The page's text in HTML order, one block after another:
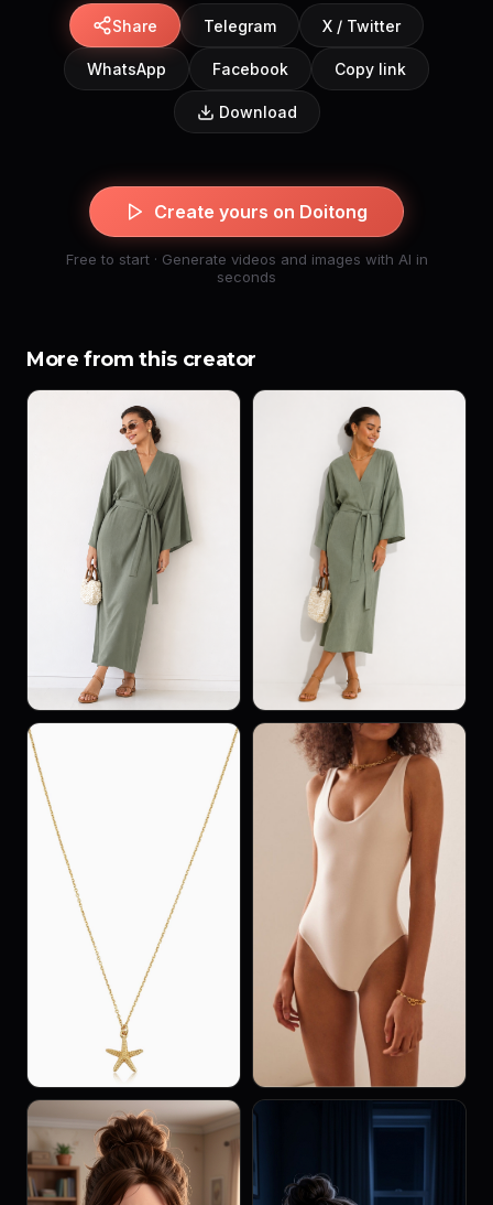
Share Telegram X / Twitter
WhatsApp Facebook Copy link
Download
Create yours on Doitong
Free to start · Generate videos and images with AI in
seconds
More from this creator